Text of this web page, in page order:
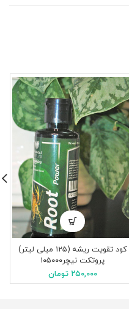
کود تقویت ریشه (۱۲۵ میلی لیتر)
پروتکت نیچر۱۰۵۰۰۰
۲۵۰,۰۰۰ تومان